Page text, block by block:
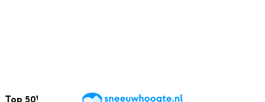
Top 50Webcams WintersportweerKaarten